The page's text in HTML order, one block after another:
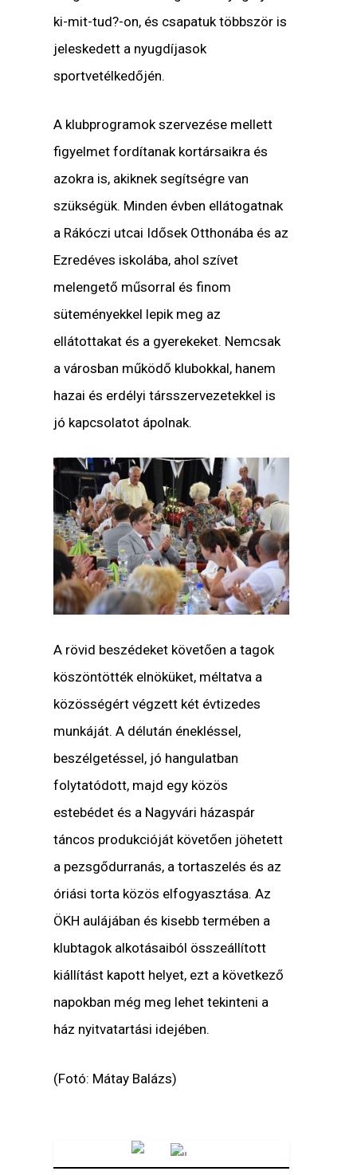
ki-mit-tud?-on, és csapatuk többször is
jeleskedett a nyugdíjasok
sportvetélkedőjén.
A klubprogramok szervezése mellett
figyelmet fordítanak kortársaikra és
azokra is, akiknek segítségre van
szükségük. Minden évben ellátogatnak
a Rákóczi utcai Idősek Otthonába és az
Ezredéves iskolába, ahol szívet
melengető műsorral és finom
süteményekkel lepik meg az
ellátottakat és a gyerekeket. Nemcsak
a városban működő klubokkal, hanem
hazai és erdélyi társszervezetekkel is
jó kapcsolatot ápolnak.
A rövid beszédeket követően a tagok
köszöntötték elnöküket, méltatva a
közösségért végzett két évtizedes
munkáját. A délután énekléssel,
beszélgetéssel, jó hangulatban
folytatódott, majd egy közös
estebédet és a Nagyvári házaspár
táncos produkcióját követően jöhetett
a pezsgődurranás, a tortaszelés és az
óriási torta közös elfogyasztása. Az
ÖKH aulájában és kisebb termében a
klubtagok alkotásaiból összeállított
kiállítást kapott helyet, ezt a következő
napokban még meg lehet tekinteni a
ház nyitvatartási idejében.
(Fotó: Mátay Balázs)